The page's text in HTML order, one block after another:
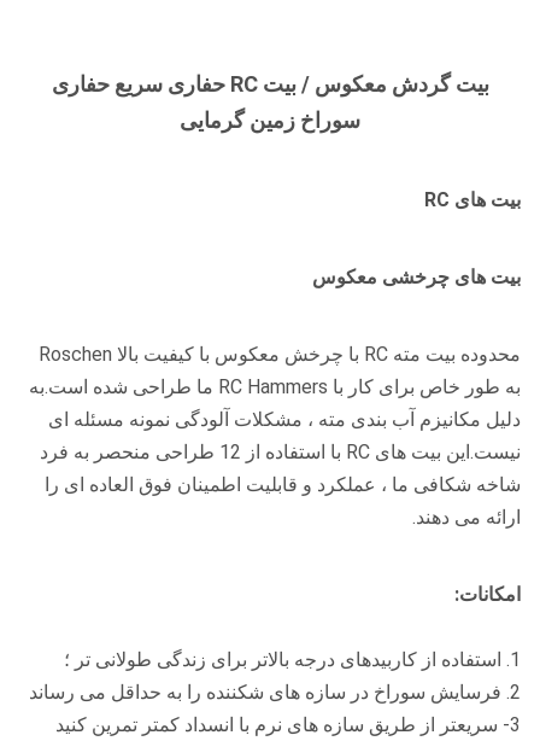
بیت گردش معکوس / بیت RC حفاری سریع حفاری
سوراخ زمین گرمایی
بیت های RC
بیت های چرخشی معکوس
محدوده بیت مته RC با چرخش معکوس با کیفیت بالا Roschen
به طور خاص برای کار با RC Hammers ما طراحی شده است.به
دلیل مکانیزم آب بندی مته ، مشکلات آلودگی نمونه مسئله ای
نیست.این بیت های RC با استفاده از 12 طراحی منحصر به فرد
شاخه شکافی ما ، عملکرد و قابلیت اطمینان فوق العاده ای را
ارائه می دهند.
امکانات:
1. استفاده از کاربیدهای درجه بالاتر برای زندگی طولانی تر ؛
2. فرسایش سوراخ در سازه های شکننده را به حداقل می رساند
3- سریعتر از طریق سازه های نرم با انسداد کمتر تمرین کنید